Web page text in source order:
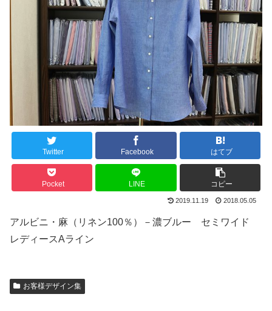
Twitter Facebook はてブ
Pocket LINE コピー
2019.11.19 2018.05.05
アルビニ・麻（リネン100％）－濃ブルー セミワイド
レディースAライン
お客様デザイン集